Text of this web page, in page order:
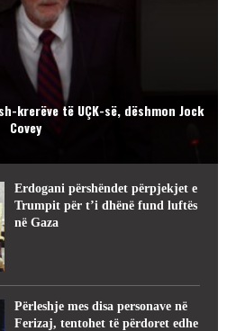
krerëve të UÇK-së, dëshmon Jock
Covey
Erdogani përshëndet përpjekjet e
Trumpit për t’i dhënë fund luftës
në Gaza
Përleshje mes disa personave në
Ferizaj, tentohet të përdoret edhe